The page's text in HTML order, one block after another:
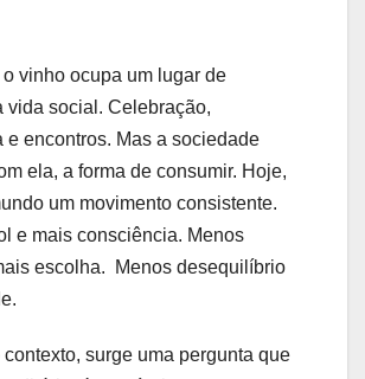
vinho ocupa um lugar de
vida social. Celebração,
e encontros. Mas a sociedade
ela, a forma de consumir. Hoje,
um movimento consistente.
e mais consciência. Menos
escolha. Menos desequilíbrio
contexto, surge uma pergunta que